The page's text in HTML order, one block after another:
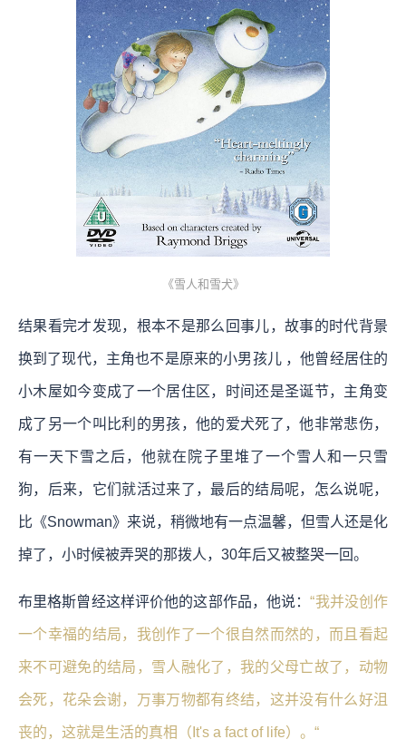
《雪人和雪犬》
结果看完才发现，根本不是那么回事儿，故事的时代背景
换到了现代，主角也不是原来的小男孩儿 ，他曾经居住的
小木屋如今变成了一个居住区，时间还是圣诞节，主角变
成了另一个叫比利的男孩，他的爱犬死了，他非常悲伤，
有一天下雪之后，他就在院子里堆了一个雪人和一只雪
狗，后来，它们就活过来了，最后的结局呢，怎么说呢，
比《Snowman》来说，稍微地有一点温馨，但雪人还是化
掉了，小时候被弄哭的那拨人，30年后又被整哭一回。
布里格斯曾经这样评价他的这部作品，他说：“我并没创作
一个幸福的结局，我创作了一个很自然而然的，而且看起
来不可避免的结局，雪人融化了，我的父母亡故了，动物
会死，花朵会谢，万事万物都有终结，这并没有什么好沮
丧的，这就是生活的真相（It's a fact of life）。“